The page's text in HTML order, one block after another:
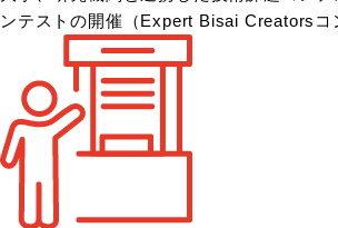
ンテストの開催 （Expert Bisai Creatorsコ